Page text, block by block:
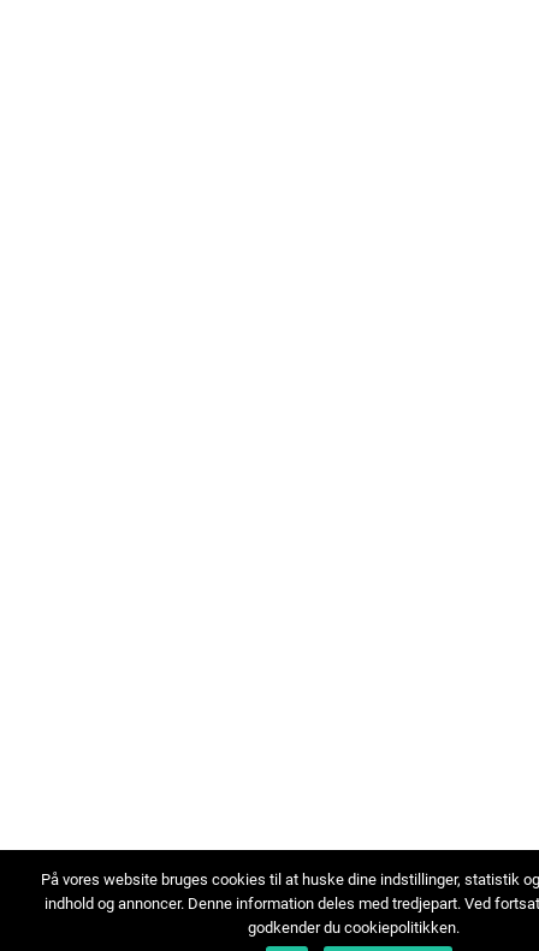
På vores website bruges cookies til at huske dine indstillinger, statistik
indhold og annoncer. Denne information deles med tredjepart. Ved
godkender du cookiepolitikken.